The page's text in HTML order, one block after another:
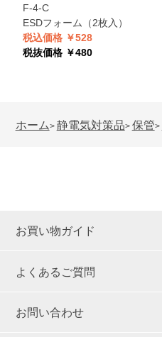
F-4-C
ESDフォーム（2枚入）
税込価格 ￥528
税抜価格 ￥480
ホーム> 静電気対策品> 保管>
お買い物ガイド
よくあるご質問
お問い合わせ